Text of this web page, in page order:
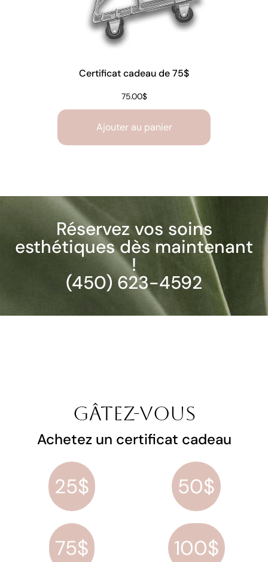
Certificat cadeau de 75$
75.00$
Ajouter au panier
Réservez vos soins
esthétiques dès maintenant
!
(450) 623-4592
Gâtez-vous
Achetez un certificat cadeau
25$ 50$
75$ 100$